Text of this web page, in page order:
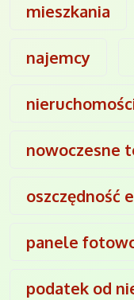
mieszkania
najemcy
nowoczesne
oszczędność
panele
podatek od